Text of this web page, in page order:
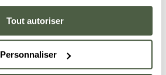
Tout autoriser
Personnaliser